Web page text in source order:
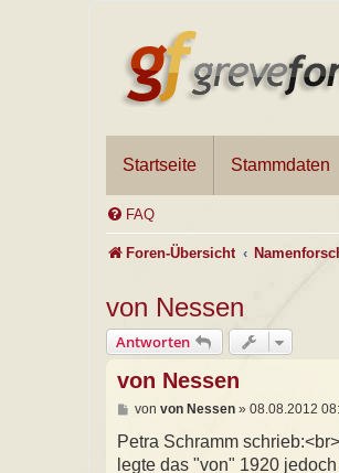
Startseite Stammdaten
FAQ
Foren-Übersicht
von Nessen
Antworten
von Nessen
B
i
r
von von Nessen» 08.08.2012
Petra Schramm
legte das "von" 1920